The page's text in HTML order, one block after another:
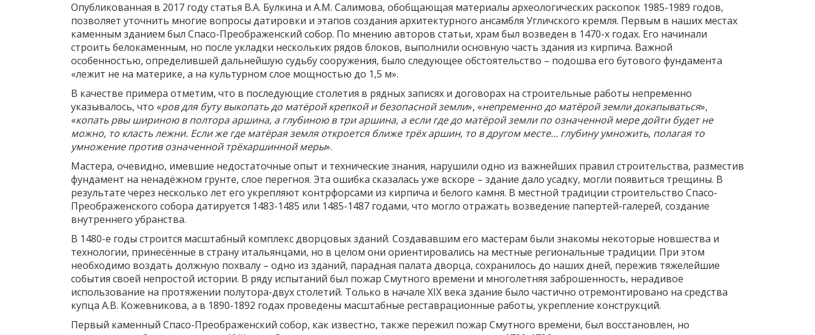
Опубликованная в 2017 году статья В.А. Булкина и А.М. Салимова, обобщающая материалы археологических раскопок 1985-1989 годов,
позволяет уточнить многие вопросы датировки и этапов создания архитектурного ансамбля Угличского кремля. Первым в наших местах
каменным зданием был Спасо-Преображенский собор. По мнению авторов статьи, храм был возведен в 1470-х годах. Его начинали
строить белокаменным, но после укладки нескольких рядов блоков, выполнили основную часть здания из кирпича. Важной
особенностью, определившей дальнейшую судьбу сооружения, было следующее обстоятельство – подошва его бутового фундамента
«лежит не на материке, а на культурном слое мощностью до 1,5 м».
В качестве примера отметим, что в последующие столетия в рядных записях и договорах на строительные работы непременно
указывалось, что «ров для буту выкопать до матёрой крепкой и безопасной земли», «непременно до матёрой земли докапываться»,
«копать рвы шириною в полтора аршина, а глубиною в три аршина, а если где до матёрой земли по означенной мере дойти будет не
можно, то класть лежни. Если же где матёрая земля откроется ближе трёх аршин, то в другом месте… глубину умножить, полагая то
умножение против означенной трёхаршинной меры».
Мастера, очевидно, имевшие недостаточные опыт и технические знания, нарушили одно из важнейших правил строительства, разместив
фундамент на ненадёжном грунте, слое перегноя. Эта ошибка сказалась уже вскоре – здание дало усадку, могли появиться трещины. В
результате через несколько лет его укрепляют контрфорсами из кирпича и белого камня. В местной традиции строительство Спасо-
Преображенского собора датируется 1483-1485 или 1485-1487 годами, что могло отражать возведение папертей-галерей, создание
внутреннего убранства.
В 1480-е годы строится масштабный комплекс дворцовых зданий. Создававшим его мастерам были знакомы некоторые новшества и
технологии, принесённые в страну итальянцами, но в целом они ориентировались на местные региональные традиции. При этом
необходимо воздать должную похвалу – одно из зданий, парадная палата дворца, сохранилось до наших дней, пережив тяжелейшие
события своей непростой истории. В ряду испытаний был пожар Смутного времени и многолетняя заброшенность, нерадивое
использование на протяжении полутора-двух столетий. Только в начале XIX века здание было частично отремонтировано на средства
купца А.В. Кожевникова, а в 1890-1892 годах проведены масштабные реставрационные работы, укрепление конструкций.
Первый каменный Спасо-Преображенский собор, как известно, также пережил пожар Смутного времени, был восстановлен, но